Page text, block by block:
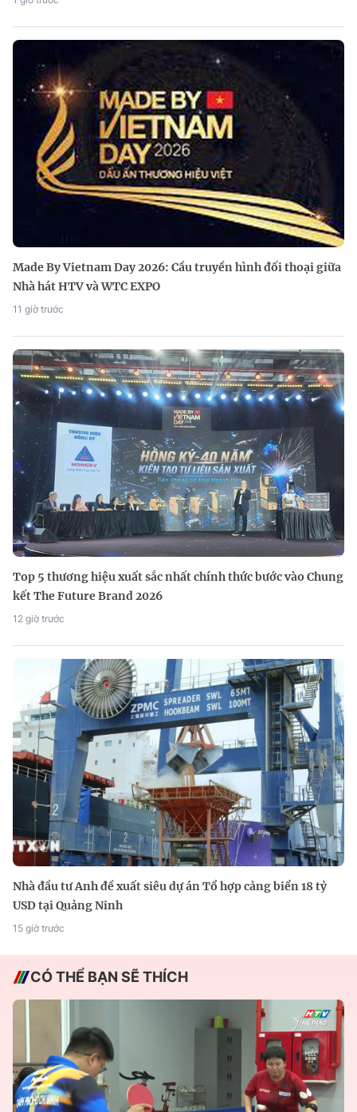
Made By Vietnam Day 2026: Cầu truyền hình đối thoại giữa
Nhà hát HTV và WTC EXPO
11 giờ trước
Top 5 thương hiệu xuất sắc nhất chính thức bước vào Chung
kết The Future Brand 2026
12 giờ trước
Nhà đầu tư Anh đề xuất siêu dự án Tổ hợp cảng biển 18 tỷ
USD tại Quảng Ninh
15 giờ trước
CÓ THỂ BẠN SẼ THÍCH